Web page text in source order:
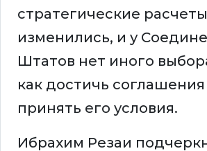
стратегические
изменились, и у
Штатов нет иного
как достичь
принять его условия.
Ибрахим Резаи